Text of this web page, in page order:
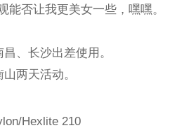
能否让我更美女一些，嘿嘿。
、长沙出差使用。
两天活动。
Hexlite 210